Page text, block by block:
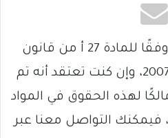
يتم الاستخدام المواد وفقًا للمادة 27 أ من قانون
حقوق التأليف والنشر 2007، وإن كنت تعتقد أنه تم
لهذه الحقوق في المواد
فيمكنك التواصل معنا عبر